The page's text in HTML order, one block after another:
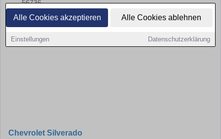
Alle Cookies akzeptieren Alle Cookies ablehnen
Einstellungen Datenschutzerklärung
Chevrolet Silverado